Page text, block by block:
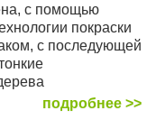
с помощью
покраски
с последующей
подвесом гирь
подробнее >>